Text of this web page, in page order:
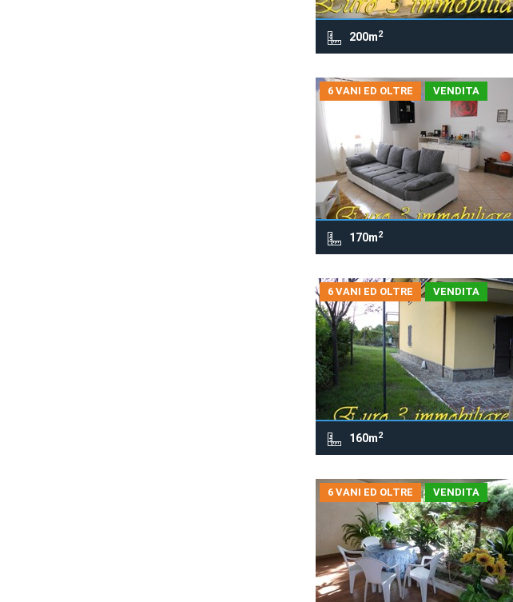
200m2
6 VANI ED OLTRE VENDITA
170m2
6 VANI ED OLTRE VENDITA
160m2
6 VANI ED OLTRE
VENDITA